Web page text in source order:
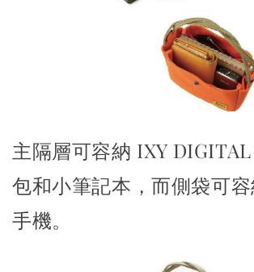
主隔層可容納 IXY
包和小筆記本，而側袋可
手機。